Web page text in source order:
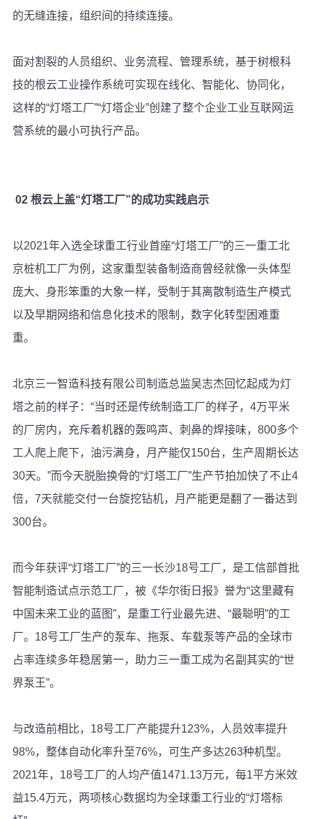
的无缝连接，组织间的持续连接。
面对割裂的人员组织、业务流程、管理系统，基于树根科
技的根云工业操作系统可实现在线化、智能化、协同化，
这样的“灯塔工厂”“灯塔企业”创建了整个企业工业互联网运
营系统的最小可执行产品。
02 根云上盖“灯塔工厂”的成功实践启示
以2021年入选全球重工行业首座“灯塔工厂”的三一重工北
京桩机工厂为例，这家重型装备制造商曾经就像一头体型
庞大、身形笨重的大象一样，受制于其离散制造生产模式
以及早期网络和信息化技术的限制，数字化转型困难重
重。
北京三一智造科技有限公司制造总监吴志杰回忆起成为灯
塔之前的样子：“当时还是传统制造工厂的样子，4万平米
的厂房内，充斥着机器的轰鸣声、刺鼻的焊接味，800多个
工人爬上爬下，油污满身，月产能仅150台，生产周期长达
30天。”而今天脱胎换骨的“灯塔工厂”生产节拍加快了不止4
倍，7天就能交付一台旋挖钻机，月产能更是翻了一番达到
300台。
而今年获评“灯塔工厂”的三一长沙18号工厂，是工信部首批
智能制造试点示范工厂，被《华尔街日报》誉为“这里藏有
中国未来工业的蓝图”，是重工行业最先进、“最聪明”的工
厂。18号工厂生产的泵车、拖泵、车载泵等产品的全球市
占率连续多年稳居第一，助力三一重工成为名副其实的“世
界泵王”。
与改造前相比，18号工厂产能提升123%，人员效率提升
98%，整体自动化率升至76%，可生产多达263种机型。
2021年，18号工厂的人均产值1471.13万元，每1平方米效
益15.4万元，两项核心数据均为全球重工行业的“灯塔标